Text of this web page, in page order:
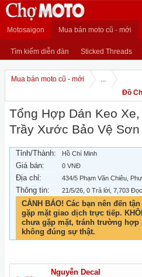
Motosaigon Mua bán moto cũ - mới
Tìm kiếm diễn đàn Sticked Threads
Mua bán moto cũ - mới
...
Đồ
Tổng Hợp Dán Keo
Trầy Xước Bảo Vệ
Tỉnh/Thành: Hồ Chí Minh
Giá bán: 0 VNĐ
Địa chỉ: 434/5 Phạm Văn Chiêu,
Thông tin: 21/5/26 , 0 Trả lời, 7,703 Đọc
CẢNH BÁO! Các bạn nên đến
gặp mặt giao dịch trực tiếp.
chưa gặp mặt, tránh trường hợp
không đúng sự thật.
Nguyễn Decal